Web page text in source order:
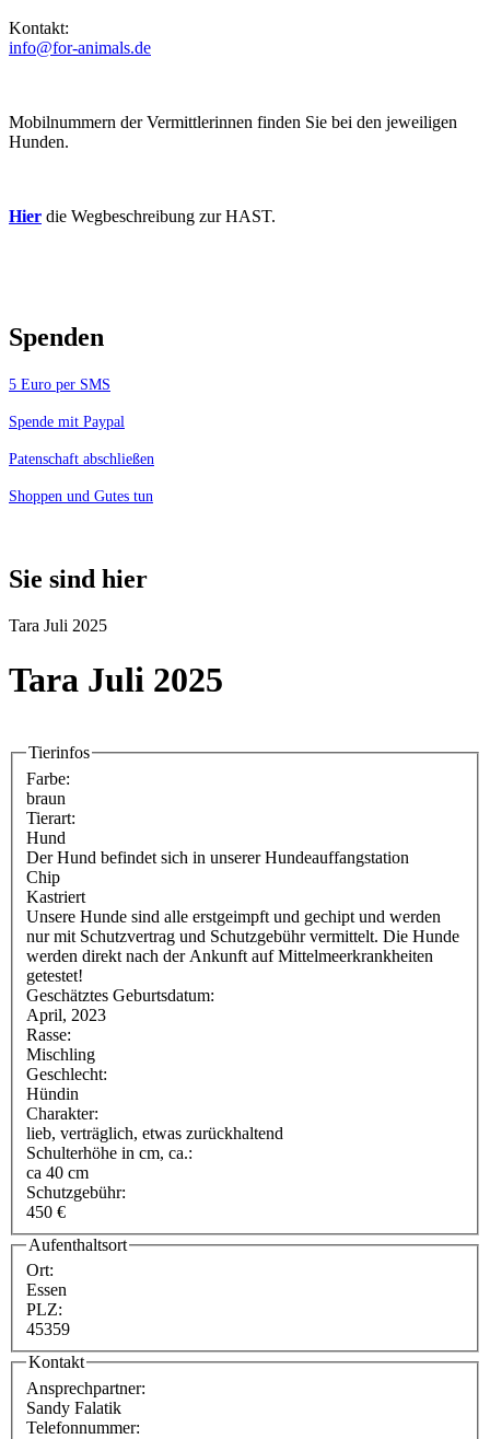
Kontakt:
info@for-animals.de
Mobilnummern der Vermittlerinnen finden Sie bei den jeweiligen
Hunden.
Hier die Wegbeschreibung zur HAST.
Spenden
5 Euro per SMS
Spende mit Paypal
Patenschaft abschließen
Shoppen und Gutes tun
Sie sind hier
Tara Juli 2025
Tara Juli 2025
Tierinfos
Farbe:
braun
Tierart:
Hund
Der Hund befindet sich in unserer Hundeauffangstation
Chip
Kastriert
Unsere Hunde sind alle erstgeimpft und gechipt und werden
nur mit Schutzvertrag und Schutzgebühr vermittelt. Die Hunde
werden direkt nach der Ankunft auf Mittelmeerkrankheiten
getestet!
Geschätztes Geburtsdatum:
April, 2023
Rasse:
Mischling
Geschlecht:
Hündin
Charakter:
lieb, verträglich, etwas zurückhaltend
Schulterhöhe in cm, ca.:
ca 40 cm
Schutzgebühr:
450 €
Aufenthaltsort
Ort:
Essen
PLZ:
45359
Kontakt
Ansprechpartner:
Sandy Falatik
Telefonnummer: